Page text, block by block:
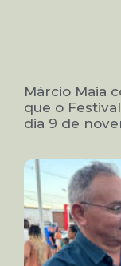
Márcio Maia
que o
dia 9 de